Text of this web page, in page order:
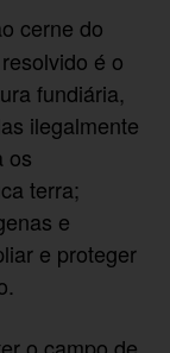
cerne do
é o
fundiária,
ilegalmente
os
terra;
e
e proteger